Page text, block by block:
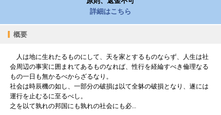
詳細はこちら
概要
人は地に生れたるものにして、天を家とするものならず、人生は社
会周辺の事実に囲まれてあるものなれば、性行を経綸すべき倫理なる
もの一日も無かるべからざるなり。
社会は時辰機の如し、一部分の破損は以て全躰の破損となり、遂には
運行を止むるに至るべし。
之を以て孰れの邦国にも孰れの社会にも必...